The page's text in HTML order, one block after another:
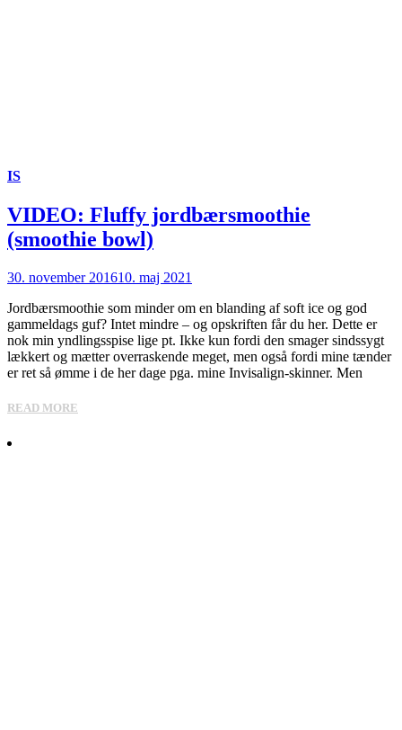
IS
VIDEO: Fluffy jordbærsmoothie
(smoothie bowl)
30. november 201610. maj 2021
Jordbærsmoothie som minder om en blanding af soft ice og god
gammeldags guf? Intet mindre – og opskriften får du her. Dette er
nok min yndlingsspise lige pt. Ikke kun fordi den smager sindssygt
lækkert og mætter overraskende meget, men også fordi mine tænder
er ret så ømme i de her dage pga. mine Invisalign-skinner. Men
READ MORE